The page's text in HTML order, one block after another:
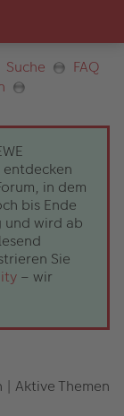
Suche
FAQ
in dem
bis Ende
und wird ab
Sie
– wir
| Aktive Themen